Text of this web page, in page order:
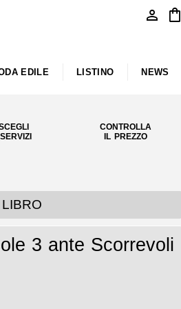
person shopping_bag
EDILE LISTINO NEWS
I SERVIZI
CONTROLLA
IL PREZZO
3 ante Scorrevoli